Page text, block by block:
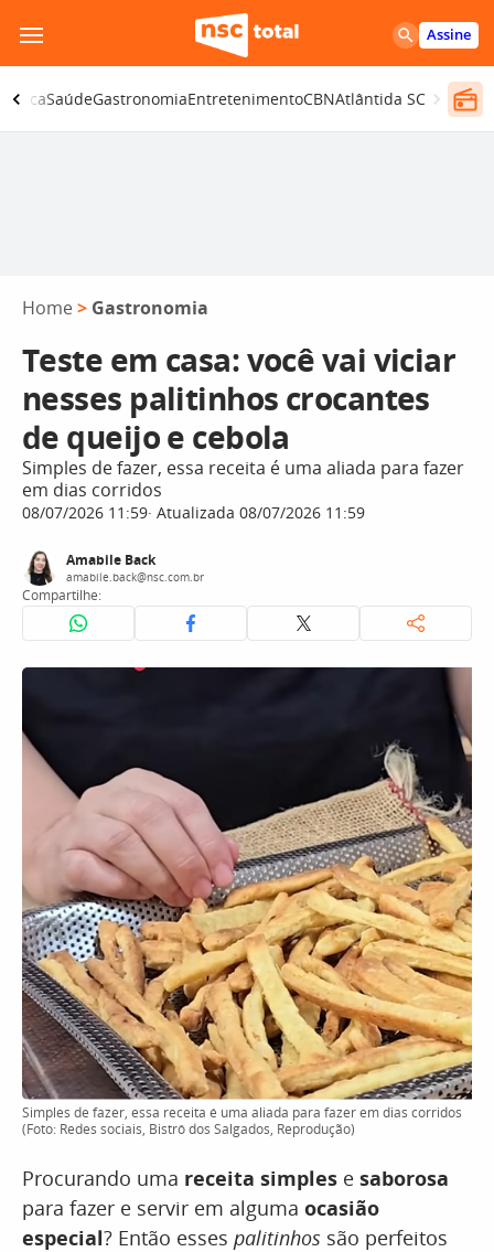
para
o
conteúdo
Assine
SaúdeGastronomiaEntretenimentoCBNAtlântida SC
Home > Gastronomia
Teste em casa: você vai viciar
nesses palitinhos crocantes
de queijo e cebola
Simples de fazer, essa receita é uma aliada para fazer
em dias corridos
08/07/2026 11:59 Atualizada 08/07/2026 11:59
Amabile Back
amabile.back@nsc.com.br
Compartilhe:
Simples de fazer, essa receita é uma aliada para fazer em dias corridos
(Foto: Redes sociais, Bistrô dos Salgados, Reprodução)
Procurando uma receita simples e saborosa
para fazer e servir em alguma ocasião
especial? Então esses palitinhos são perfeitos